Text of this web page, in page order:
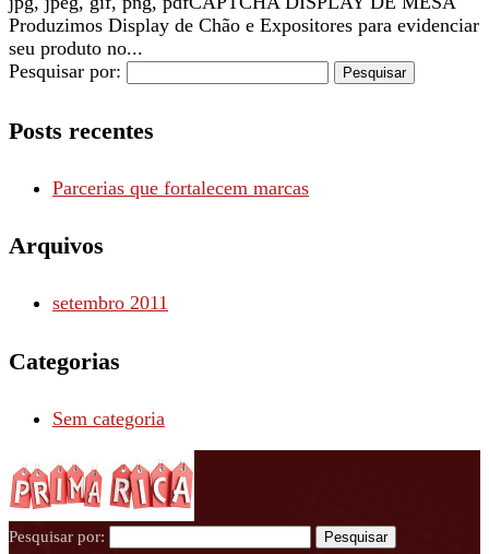
Produzimos Display de Chão e Expositores para evidenciar
seu produto no...
Pesquisar por:
Posts recentes
Parcerias que fortalecem marcas
Arquivos
setembro 2011
Categorias
Sem categoria
Pesquisar por: